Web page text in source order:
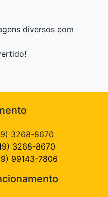
diversos com
3268-8670
3268-8670
99143-7806